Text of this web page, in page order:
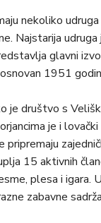
nekoliko
Najstarija
glavni
1951
je društvo s
je i
15 aktivnih
plesa i igara.
zabavne